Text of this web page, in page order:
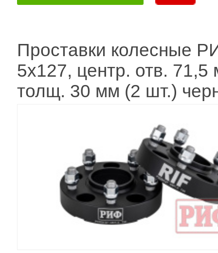
Проставки колесные
5x127, центр. отв. 71,5
толщ. 30 мм (2 шт.)